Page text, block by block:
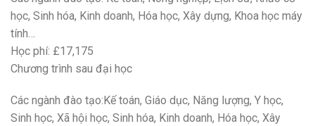
học, Sinh hóa, Kinh doanh, Hóa học, Xây dựng, Khoa học máy
tính…
Học phí: £17,175
Chương trình sau đại học
Các ngành đào tạo:Kế toán, Giáo dục, Năng lượng, Y học,
Sinh học, Xã hội học, Sinh hóa, Kinh doanh, Hóa học, Xây